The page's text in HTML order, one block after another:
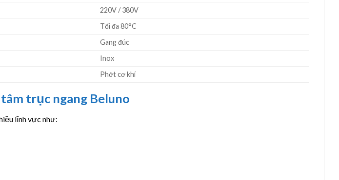
220V / 380V
Tối đa 80°C
Gang đúc
Inox
Phớt cơ khí
trục ngang Beluno
lĩnh vực như: